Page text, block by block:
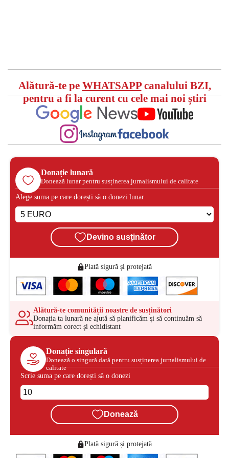
Alătură-te pe WHATSAPPcanalului BZI,
pentru a fi la curent cu cele mai noi știri
Donație lunară
Donează lunar pentru susținerea jurnalismului de calitate
Alege suma pe care dorești să o donezi lunar
Devino susținător
Plată sigură și protejată
Alătură-te comunității noastre de susținători
Donația ta lunară ne ajută să planificăm și să continuăm să
informăm corect și echidistant
Donație singulară
Donează o singură dată pentru susținerea jurnalismului de
calitate
Scrie suma pe care dorești să o donezi
Donează
Plată sigură și protejată